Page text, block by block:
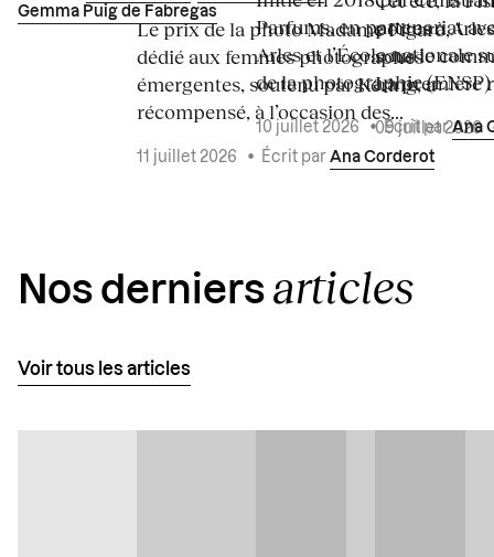
Gemma Puig de Fabregas
Le prix de la photo Madame Figaro,
dédié aux femmes photographes
émergentes, soutenu par Kering, a
récompensé, à l’occasion des...
11 juillet 2026 • Écrit par Ana Corderot
Parfums, en partenariat
Arles et l’École nationale
de la photographie (ENSP)
10 juillet 2026 •Écrit parAna
portes à
sous le
La première
09 juillet 2026
Nos derniers articles
Voir tous les articles